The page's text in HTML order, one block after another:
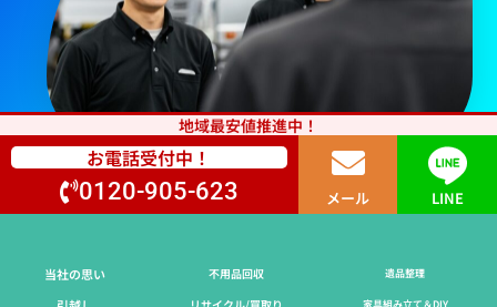
地域最安値推進中！
お電話受付中！
0120-905-623 メール LINE
当社の思い
不用品回収
遺品整理